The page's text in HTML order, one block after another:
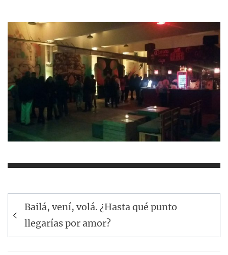
Navegación
de
entradas
Bailá, vení, volá. ¿Hasta qué punto
llegarías por amor?